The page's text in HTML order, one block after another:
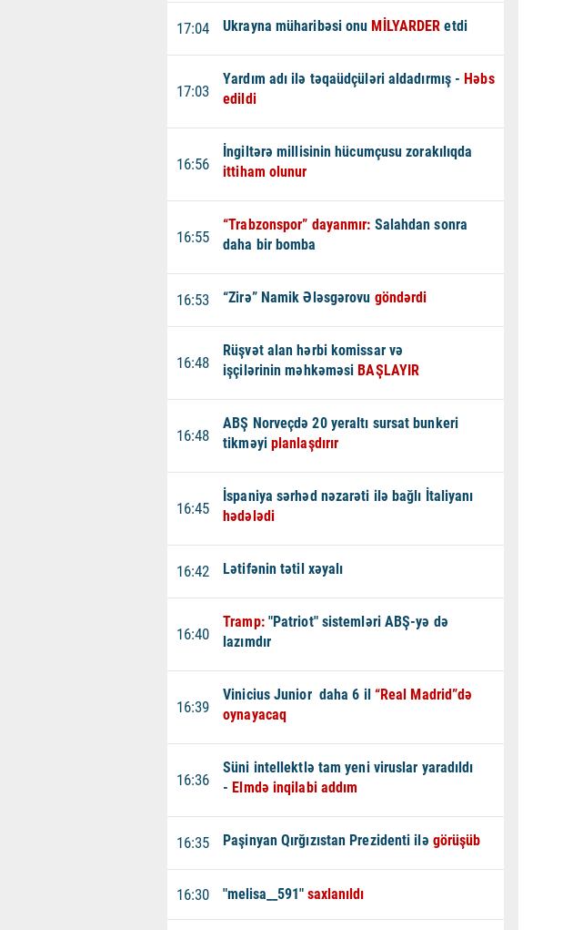
17:04 Ukrayna müharibəsi onu MİLYARDERetdi
17:03
Yardım adı ilə təqaüdçüləri aldadırmış - Həbs
edildi
16:56
İngiltərə millisinin hücumçusu zorakılıqda
ittiham olunur
16:55
“Trabzonspor” dayanmır: Salahdan sonra
daha bir bomba
16:53 “Zirə” Namik Ələsgərovu göndərdi
16:48
Rüşvət alan hərbi komissar və
işçilərinin məhkəməsi BAŞLAYIR
16:48
ABŞ Norveçdə 20 yeraltı sursat bunkeri
tikməyiplanlaşdırır
16:45
İspaniya sərhəd nəzarəti ilə bağlı İtaliyanı
hədələdi
16:42 Lətifənin tətil xəyalı
16:40
Tramp:"Patriot" sistemləri ABŞ-yə də
lazımdır
16:39
Vinicius Junior daha 6 il “Real Madrid”də
oynayacaq
16:36
Süni intellektlə tam yeni viruslar yaradıldı
- Elmdə inqilabi addım
16:35 Paşinyan Qırğızıstan Prezidenti ilə görüşüb
16:30 "melisa__591"saxlanıldı